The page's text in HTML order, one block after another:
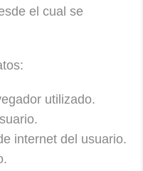
el cual se
utilizado.
internet del usuario.